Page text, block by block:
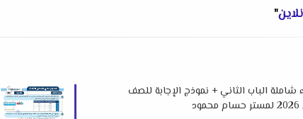
"
شاملة الباب الثاني + نموذج الإجابة للصف